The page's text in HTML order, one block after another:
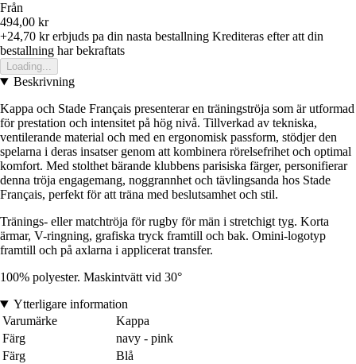
Från
494,00 kr
+24,70 krerbjuds pa din nasta bestallning Krediteras efter att din
bestallning har bekraftats
Loading...
Beskrivning
Kappa och Stade Français presenterar en träningströja som är utformad
för prestation och intensitet på hög nivå. Tillverkad av tekniska,
ventilerande material och med en ergonomisk passform, stödjer den
spelarna i deras insatser genom att kombinera rörelsefrihet och optimal
komfort. Med stolthet bärande klubbens parisiska färger, personifierar
denna tröja engagemang, noggrannhet och tävlingsanda hos Stade
Français, perfekt för att träna med beslutsamhet och stil.
Tränings- eller matchtröja för rugby för män i stretchigt tyg. Korta
ärmar, V-ringning, grafiska tryck framtill och bak. Omini-logotyp
framtill och på axlarna i applicerat transfer.
100% polyester. Maskintvätt vid 30°
Ytterligare information
Varumärke
Kappa
Färg
navy - pink
Färg
Blå